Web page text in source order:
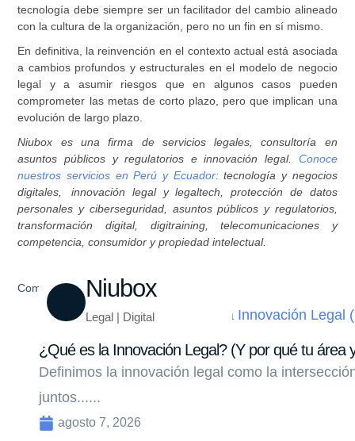
tecnología debe siempre ser un facilitador del cambio alineado
con la cultura de la organización, pero no un fin en sí mismo.
En definitiva, la reinvención en el contexto actual está asociada
a cambios profundos y estructurales en el modelo de negocio
legal y a asumir riesgos que en algunos casos pueden
comprometer las metas de corto plazo, pero que implican una
evolución de largo plazo.
Niubox es una firma de servicios legales, consultoría en
asuntos públicos y regulatorios e innovación legal. Conoce
nuestros servicios en Perú y Ecuador:tecnología y negocios
digitales, innovación legal y legaltech, protección de datos
personales y ciberseguridad, asuntos públicos y regulatorios,
transformación digital, digitraining, telecomunicaciones y
competencia, consumidor y propiedad intelectual.
Compartir Niubox
Legal | Digital
¿Qué es la Innovación Legal? (Y por qué tu área
Definimos la innovación legal como la
juntos......
agosto 7, 2026